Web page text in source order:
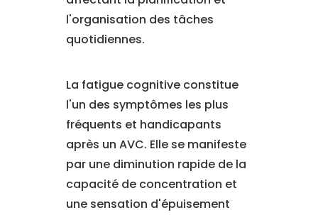
l'organisation des tâches
quotidiennes.
La fatigue cognitive constitue
l'un des symptômes les plus
fréquents et handicapants
après un AVC. Elle se manifeste
par une diminution rapide de la
capacité de concentration et
une sensation d'épuisement